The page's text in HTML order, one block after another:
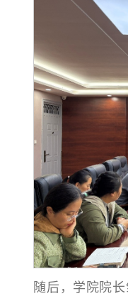
随后，学院院